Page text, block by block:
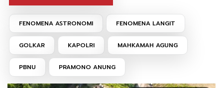
FENOMENA ASTRONOMI FENOMENA LANGIT
GOLKAR KAPOLRI MAHKAMAH AGUNG
PBNU PRAMONO ANUNG